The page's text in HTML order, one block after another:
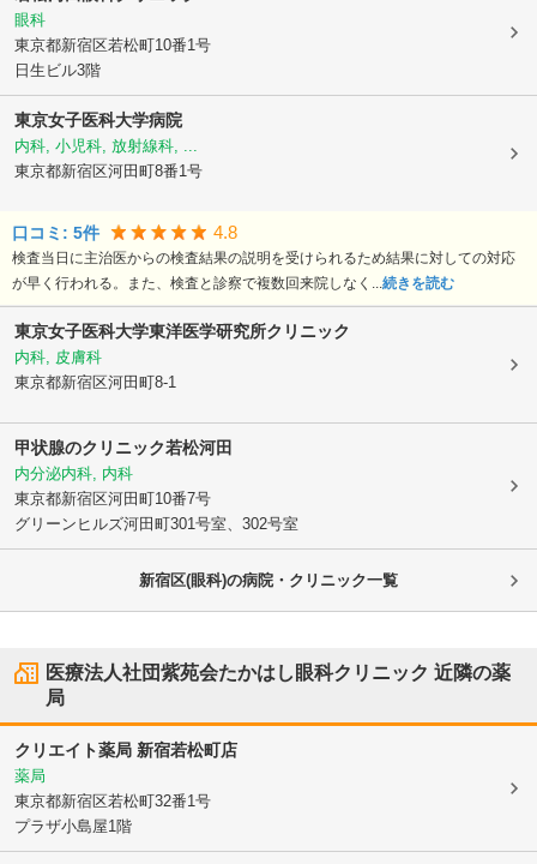
眼科
東京都新宿区若松町10番1号
日生ビル3階
東京女子医科大学病院
内科, 小児科, 放射線科, ...
東京都新宿区河田町8番1号
口コミ: 5件 4.8
検査当日に主治医からの検査結果の説明を受けられるため結果に対しての対応
が早く行われる。また、検査と診察で複数回来院しなく... 続きを読む
東京女子医科大学東洋医学研究所クリニック
内科, 皮膚科
東京都新宿区河田町8-1
甲状腺のクリニック若松河田
内分泌内科, 内科
東京都新宿区河田町10番7号
グリーンヒルズ河田町301号室、302号室
新宿区(眼科)の病院・クリニック一覧
医療法人社団紫苑会たかはし眼科クリニック 近隣の薬
局
クリエイト薬局 新宿若松町店
薬局
東京都新宿区若松町32番1号
プラザ小島屋1階